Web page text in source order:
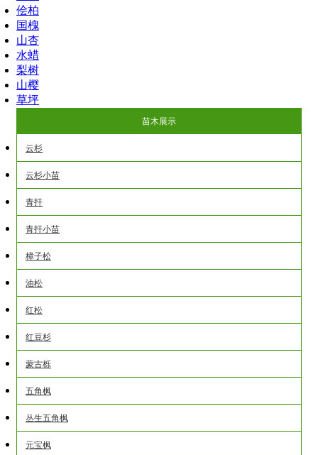
侩柏
国槐
山杏
水蜡
梨树
山樱
草坪
苗木展示
云杉
云杉小苗
青扦
青扦小苗
樟子松
油松
红松
红豆杉
蒙古栎
五角枫
丛生五角枫
元宝枫